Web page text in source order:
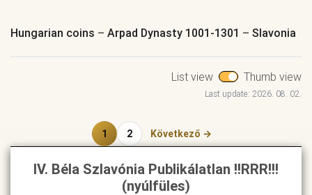
Hungarian coins – Arpad Dynasty 1001-1301 – Slavonia
List view Thumb view
Last update: 2026. 08. 02.
1 2 Következő →
IV. Béla Szlavónia Publikálatlan !!RRR!!!
(nyúlfüles)